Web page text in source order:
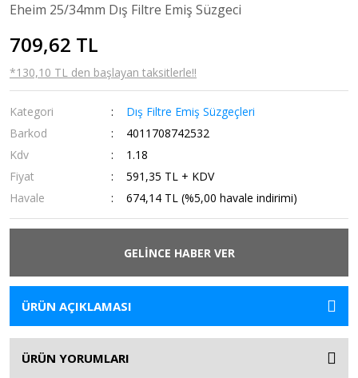
Eheim 25/34mm Dış Filtre Emiş Süzgeci
709,62 TL
*130,10 TL den başlayan taksitlerle!!
Kategori
Dış Filtre Emiş Süzgeçleri
Barkod
4011708742532
Kdv
1.18
Fiyat
591,35 TL + KDV
Havale
674,14 TL (%5,00 havale indirimi)
GELİNCE HABER VER
ÜRÜN AÇIKLAMASI
ÜRÜN YORUMLARI